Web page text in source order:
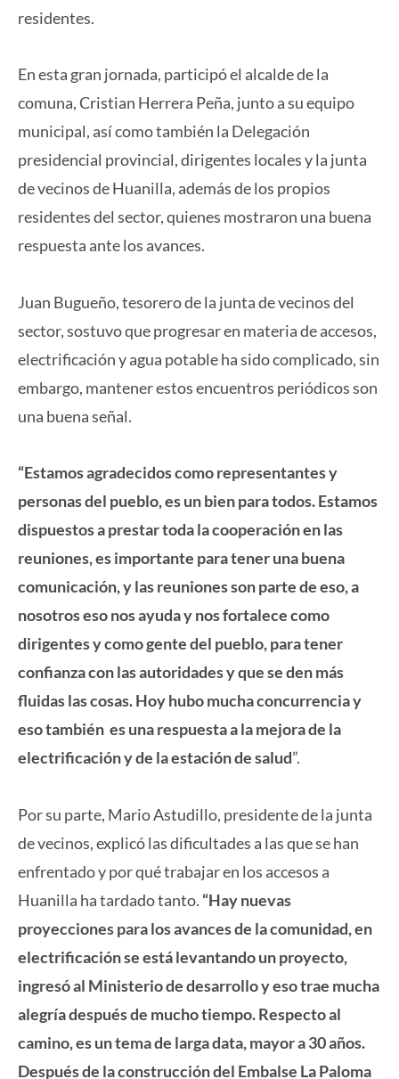
residentes.
En esta gran jornada, participó el alcalde de la
comuna, Cristian Herrera Peña, junto a su equipo
municipal, así como también la Delegación
presidencial provincial, dirigentes locales y la junta
de vecinos de Huanilla, además de los propios
residentes del sector, quienes mostraron una buena
respuesta ante los avances.
Juan Bugueño, tesorero de la junta de vecinos del
sector, sostuvo que progresar en materia de accesos,
electrificación y agua potable ha sido complicado, sin
embargo, mantener estos encuentros periódicos son
una buena señal.
“Estamos agradecidos como representantes y
personas del pueblo, es un bien para todos. Estamos
dispuestos a prestar toda la cooperación en las
reuniones, es importante para tener una buena
comunicación, y las reuniones son parte de eso, a
nosotros eso nos ayuda y nos fortalece como
dirigentes y como gente del pueblo, para tener
confianza con las autoridades y que se den más
fluidas las cosas. Hoy hubo mucha concurrencia y
eso también es una respuesta a la mejora de la
electrificación y de la estación de salud”.
Por su parte, Mario Astudillo, presidente de la junta
de vecinos, explicó las dificultades a las que se han
enfrentado y por qué trabajar en los accesos a
Huanilla ha tardado tanto. “Hay nuevas
proyecciones para los avances de la comunidad, en
electrificación se está levantando un proyecto,
ingresó al Ministerio de desarrollo y eso trae mucha
alegría después de mucho tiempo. Respecto al
camino, es un tema de larga data, mayor a 30 años.
Después de la construcción del Embalse La Paloma